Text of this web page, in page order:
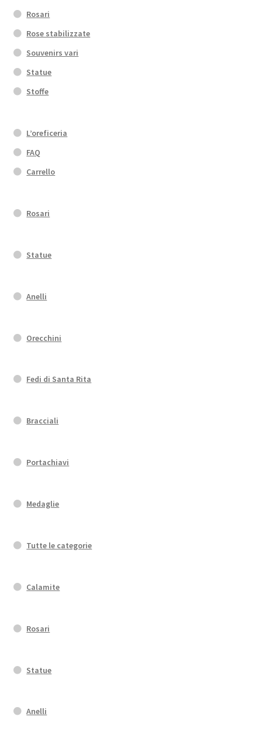
Rosari
Rose stabilizzate
Souvenirs vari
Statue
Stoffe
L’oreficeria
FAQ
Carrello
Rosari
Statue
Anelli
Orecchini
Fedi di Santa Rita
Bracciali
Portachiavi
Medaglie
Tutte le categorie
Calamite
Rosari
Statue
Anelli